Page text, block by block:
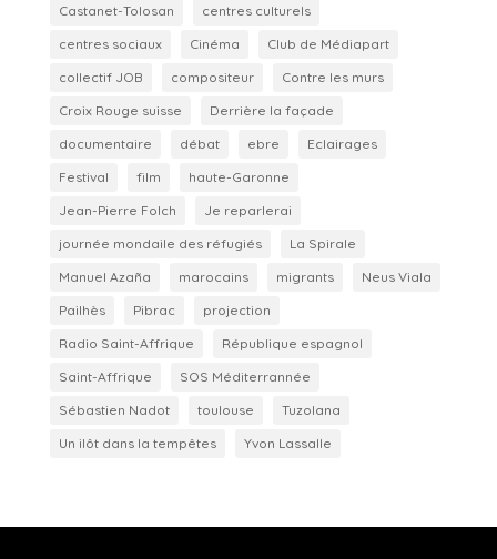
Castanet-Tolosan
centres culturels
centres sociaux
Cinéma
Club de Médiapart
collectif JOB
compositeur
Contre les murs
Croix Rouge suisse
Derrière la façade
documentaire
débat ebre
Eclairages
Festival
film
haute-Garonne
Jean-Pierre Folch
Je reparlerai
journée mondaile des réfugiés
La Spirale
Manuel Azaña
marocains migrants
Neus Viala
Pailhès
Pibrac
projection
Radio Saint-Affrique
République espagnol
Saint-Affrique
SOS Méditerrannée
Sébastien Nadot
toulouse
Tuzolana
Un ilôt dans la tempêtes
Yvon Lassalle